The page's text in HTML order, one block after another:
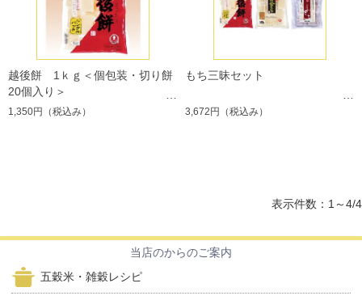
越後餅 1ｋｇ＜個包装・切り餅
20個入り＞
1,350円 （税込み）
もち三昧セット
3,672円 （税込み）
表示件数：1～4/4
当店のからのご案内
五穀米・雑穀レシピ